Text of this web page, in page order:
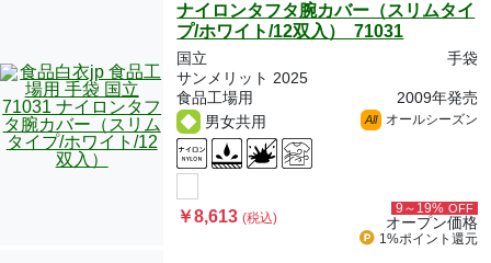
ナイロンタフタ腕カバー（スリムタイ
プ/ホワイト/12双入） 71031
国立
手袋
サンメリット 2025
食品工場用
2009年発売
男女共用
All オールシーズン
￥8,613(税込)
9～19% OFF
オープン価格
1%ポイント 還元